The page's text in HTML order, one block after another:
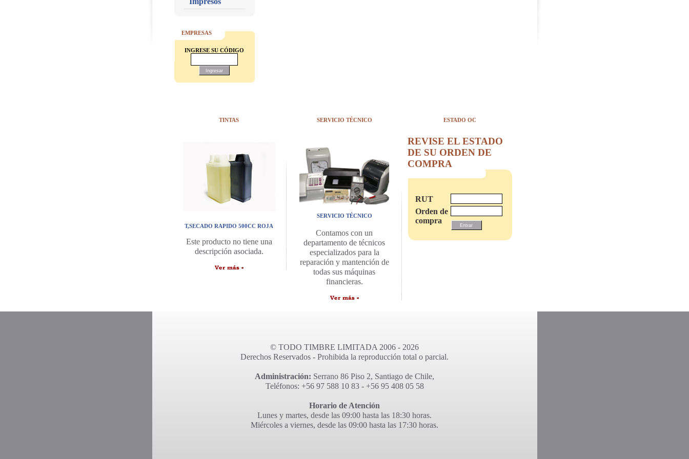
EMPRESAS
INGRESE SU CÓDIGO
TINTAS
T,SECADO RAPIDO 500CC ROJA
Este producto no tiene una
descripción asociada.
SERVICIO TÉCNICO
SERVICIO TÉCNICO
Contamos con un
departamento de técnicos
especializados para la
reparación y mantención de
todas sus máquinas
financieras.
ESTADO OC
REVISE EL ESTADO
DE SU ORDEN DE
COMPRA
RUT
Orden de
compra
© TODO TIMBRE LIMITADA 2006 - 2026
Derechos Reservados - Prohibida la reproducción total o parcial.
Administración: Serrano 86 Piso 2, Santiago de Chile,
Teléfonos: +56 97 588 10 83 - +56 95 408 05 58
Horario de Atención
Lunes y martes, desde las 09:00 hasta las 18:30 horas.
Miércoles a viernes, desde las 09:00 hasta las 17:30 horas.